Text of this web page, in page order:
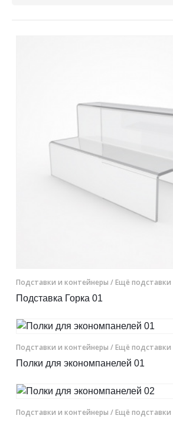
8 800 333-72-11
Подставки и контейнеры / Ещё подставки
Подставка Горка 01
Подставки и контейнеры / Ещё подставки
Полки для экономпанелей 01
Подставки и контейнеры / Ещё подставки